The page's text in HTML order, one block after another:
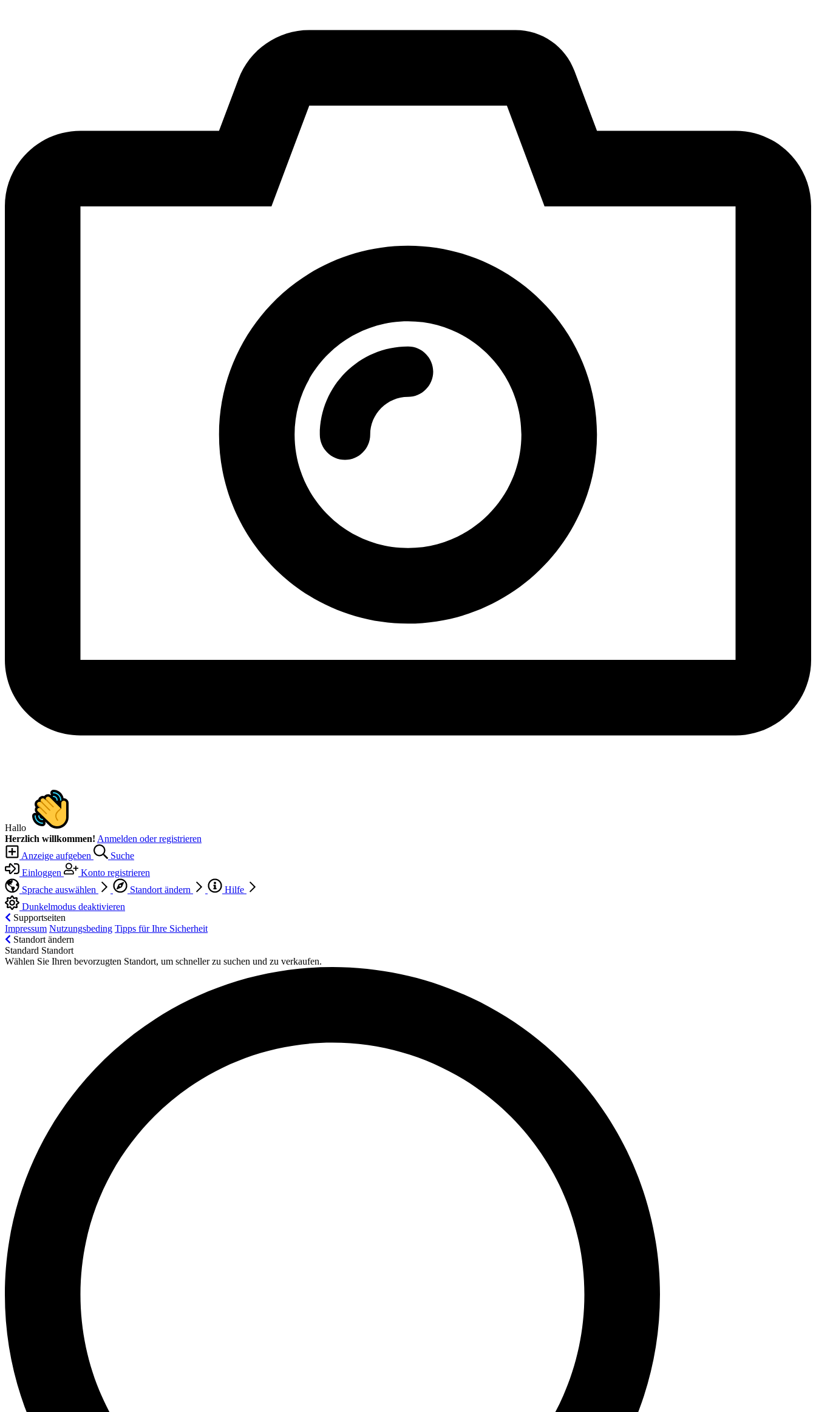
Hallo
Herzlich willkommen! Anmelden oder registrieren
Anzeige aufgeben
Suche
Einloggen
Konto registrieren
Sprache auswählen
Standort ändern
Hilfe
Dunkelmodus deaktivieren
Supportseiten
Impressum Nutzungsbeding Tipps für Ihre Sicherheit
Standort ändern
Standard Standort
Wählen Sie Ihren bevorzugten Standort, um schneller zu suchen und zu verkaufen.